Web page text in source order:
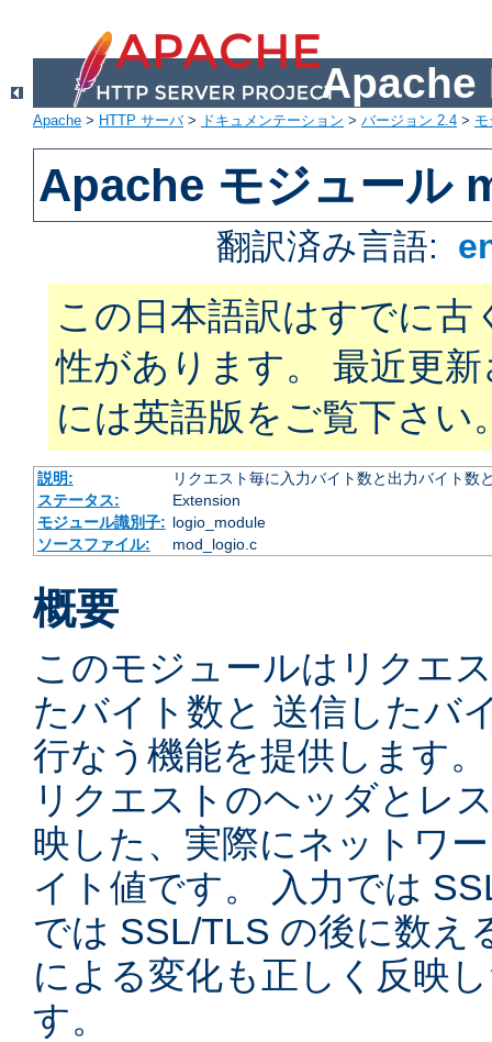
Apache
Apache > HTTP サーバ> ドキュメンテーション > バージョン 2.4 >
Apache モジュール
翻訳済み言語:
この日本語訳はすでに古
性があります。 最近更
には英語版をご覧下さい
説明:
リクエスト毎に入力バイト数と出力バイト数
ステータス:
Extension
モジュール識別子: logio_module
ソースファイル:
mod_logio.c
概要
このモジュールはリクエ
たバイト数と 送信したバ
行なう機能を提供します
リクエストのヘッダとレ
映した、実際にネットワ
イト値です。 入力では
では SSL/TLS の後に数え
による変化も正しく反映
す。